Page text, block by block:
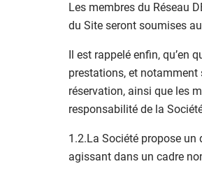
Les membres du Réseau
du Site seront soumises
Il est rappelé enfin, qu’en
prestations, et notamment
réservation, ainsi que les
responsabilité de la
1.2.La Société propose
agissant dans un cadre